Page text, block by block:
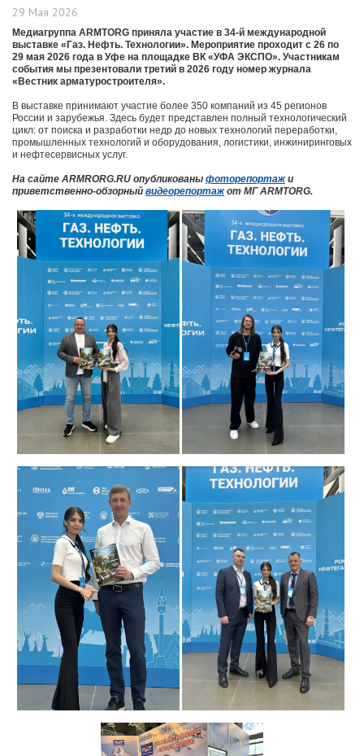
29 Мая 2026
Медиагруппа ARMTORG приняла участие в 34-й международной
выставке «Газ. Нефть. Технологии». Мероприятие проходит с 26 по
29 мая 2026 года в Уфе на площадке ВК «УФА ЭКСПО». Участникам
события мы презентовали третий в 2026 году номер журнала
«Вестник арматуростроителя».
В выставке принимают участие более 350 компаний из 45 регионов
России и зарубежья. Здесь будет представлен полный технологический
цикл: от поиска и разработки недр до новых технологий переработки,
промышленных технологий и оборудования, логистики, инжиниринговых
и нефтесервисных услуг.
На сайте ARMRORG.RU опубликованы фоторепортаж и
приветственно-обзорный видеорепортаж от МГ ARMTORG.